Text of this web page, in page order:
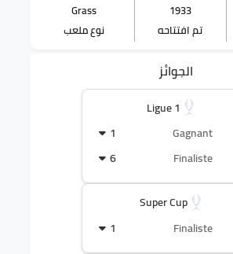
1933
تم افتتاحه
Grass
نوع ملعب
الجوائز
Ligue 1
Gagnant
1
Finaliste
6
Super Cup
Finaliste
1